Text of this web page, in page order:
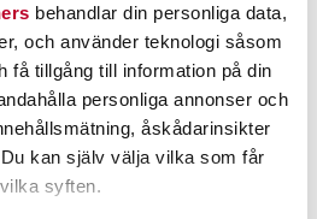
behandlar din personliga data,
och använder teknologi såsom
få tillgång till information på din
personliga annonser och
åskådarinsikter
kan själv välja vilka som får
syften.